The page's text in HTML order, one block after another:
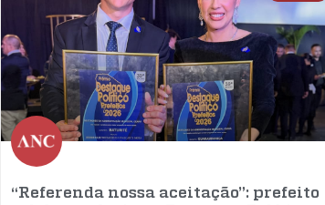
“Referenda nossa aceitação”: prefeito